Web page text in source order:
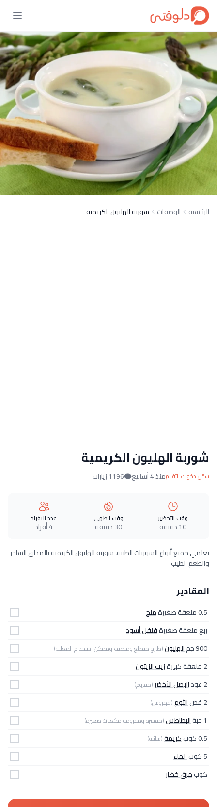
الرئيسية الوصفات شوربة الهليون الكريمية
شوربة الهليون الكريمية
سجّل دخولك للتقييممنذ 4 أسابيع 1196 زيارات
وقت التحضير
10 دقيقة
وقت الطهي
30 دقيقة
عدد الافراد
4 أفراد
تعلمي جميع أنواع الشوربات الطيبة، شوربة الهليون الكريمية بالمذاق الساحر
والطعم الطيب
المقادير
0.5 ملعقة صغيرة
ملح
ربع ملعقة صغيرةفلفل أسود
900 جم
الهليون(طازج مقطع ومنظف وممكن استخدام المعلب)
2 ملعقة كبيرة
زيت الزيتون
2 عود
البصل الأخضر (مفروم)
2 فص الثوم(مهروس)
1 حبة البطاطس(مقشرة ومفرومة مكعبات صغيرة)
0.5 كوب كريمة(سائلة)
5 كوب
الماء
كوبمرق خضار